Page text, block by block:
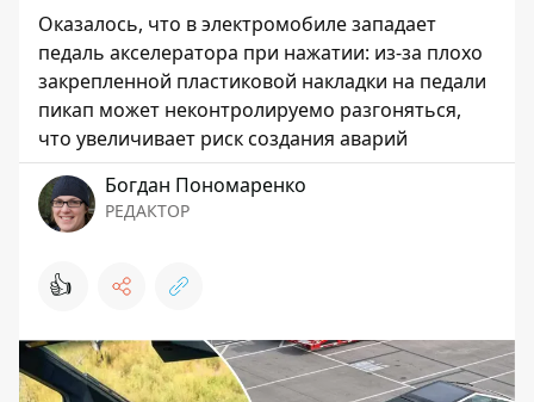
Оказалось, что в электромобиле западает
педаль акселератора при нажатии: из-за плохо
закрепленной пластиковой накладки на педали
пикап может неконтролируемо разгоняться,
что увеличивает риск создания аварий
Богдан Пономаренко
РЕДАКТОР
👍